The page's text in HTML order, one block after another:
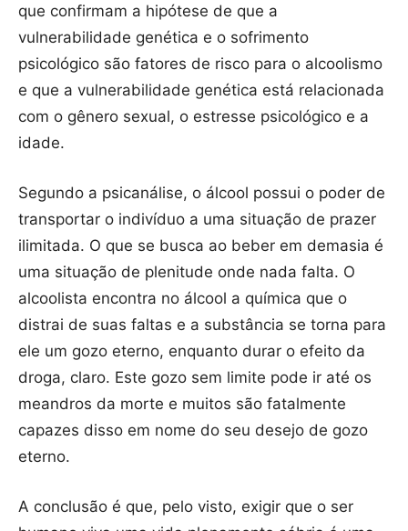
que confirmam a hipótese de que a
vulnerabilidade genética e o sofrimento
psicológico são fatores de risco para o alcoolismo
e que a vulnerabilidade genética está relacionada
com o gênero sexual, o estresse psicológico e a
idade.
Segundo a psicanálise, o álcool possui o poder de
transportar o indivíduo a uma situação de prazer
ilimitada. O que se busca ao beber em demasia é
uma situação de plenitude onde nada falta. O
alcoolista encontra no álcool a química que o
distrai de suas faltas e a substância se torna para
ele um gozo eterno, enquanto durar o efeito da
droga, claro. Este gozo sem limite pode ir até os
meandros da morte e muitos são fatalmente
capazes disso em nome do seu desejo de gozo
eterno.
A conclusão é que, pelo visto, exigir que o ser